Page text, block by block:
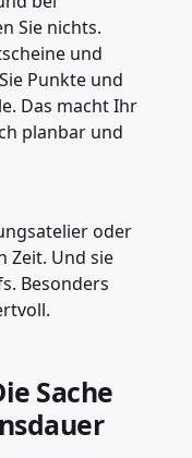
Sie nichts.
und
Punkte und
Das macht Ihr
planbar und
oder
Zeit. Und sie
Besonders
Sache